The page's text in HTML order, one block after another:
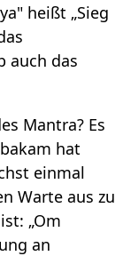
heißt „Sieg
auch das
Mantra? Es
hat
einmal
Warte aus zu
„Om
an